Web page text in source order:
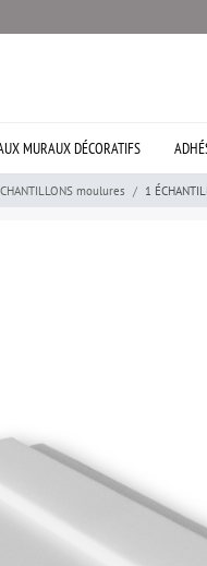
MURAUX DÉCORATIFS
moulures 1